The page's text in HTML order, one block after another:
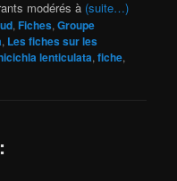
modérés à (suite…)
,Fiches,Groupe
, Les fiches sur les
lenticulata,fiche,